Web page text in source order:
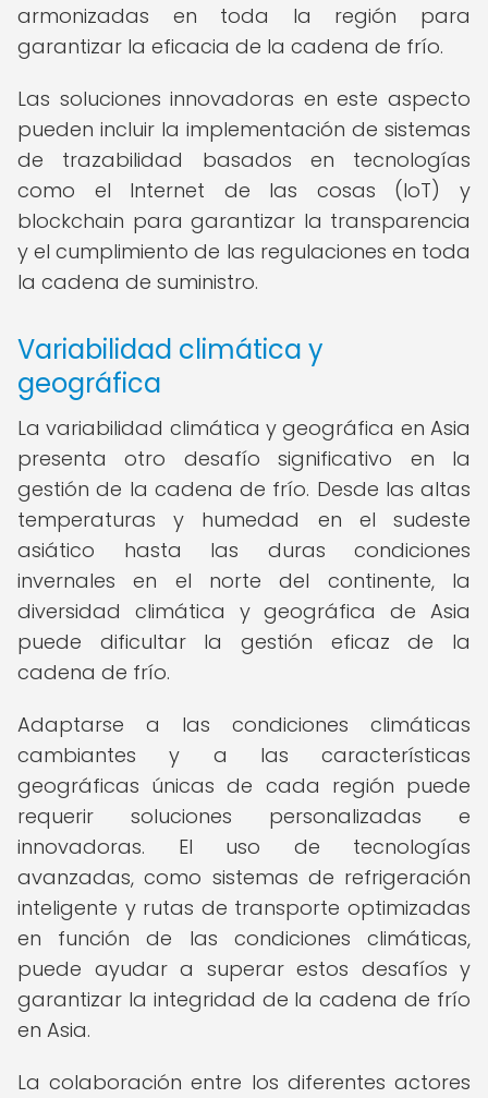
armonizadas en toda la región para
garantizar la eficacia de la cadena de frío.
Las soluciones innovadoras en este aspecto
pueden incluir la implementación de sistemas
de trazabilidad basados en tecnologías
como el Internet de las cosas (IoT) y
blockchain para garantizar la transparencia
y el cumplimiento de las regulaciones en toda
la cadena de suministro.
Variabilidad climática y
geográfica
La variabilidad climática y geográfica en Asia
presenta otro desafío significativo en la
gestión de la cadena de frío. Desde las altas
temperaturas y humedad en el sudeste
asiático hasta las duras condiciones
invernales en el norte del continente, la
diversidad climática y geográfica de Asia
puede dificultar la gestión eficaz de la
cadena de frío.
Adaptarse a las condiciones climáticas
cambiantes y a las características
geográficas únicas de cada región puede
requerir soluciones personalizadas e
innovadoras. El uso de tecnologías
avanzadas, como sistemas de refrigeración
inteligente y rutas de transporte optimizadas
en función de las condiciones climáticas,
puede ayudar a superar estos desafíos y
garantizar la integridad de la cadena de frío
en Asia.
La colaboración entre los diferentes actores